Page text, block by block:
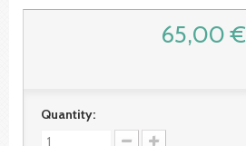
65,00 €
Quantity: